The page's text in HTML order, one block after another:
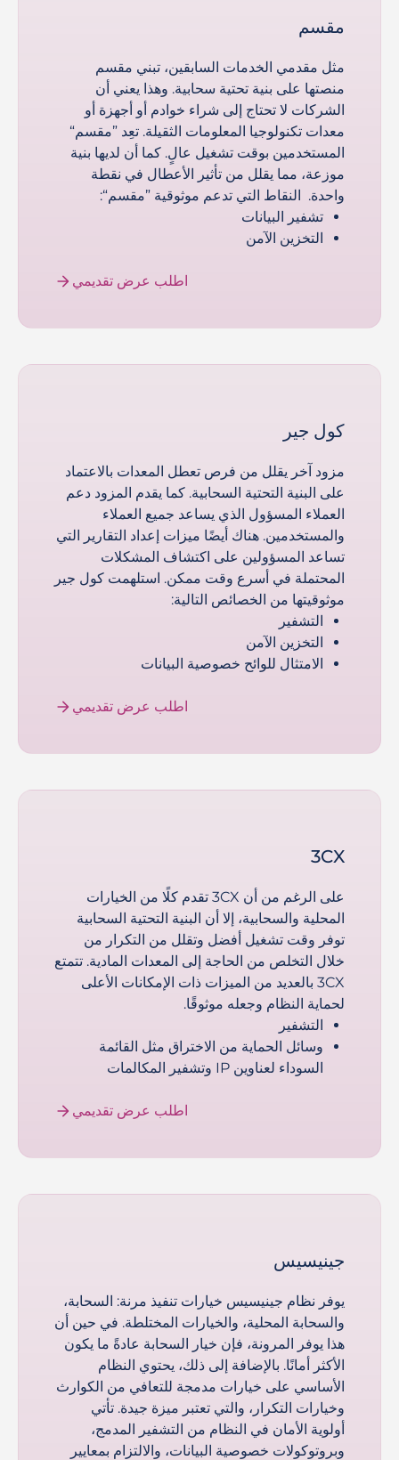
مقسم
مثل مقدمي الخدمات السابقين، تبني مقسم
منصتها على بنية تحتية سحابية. وهذا يعني أن
الشركات لا تحتاج إلى شراء خوادم أو أجهزة أو
معدات تكنولوجيا المعلومات الثقيلة. تعِد ”مقسم“
المستخدمين بوقت تشغيل عالٍ. كما أن لديها بنية
موزعة، مما يقلل من تأثير الأعطال في نقطة
واحدة. النقاط التي تدعم موثوقية ”مقسم“:
تشفير البيانات
التخزين الآمن
اطلب عرض تقديمي
كول جير
مزود آخر يقلل من فرص تعطل المعدات بالاعتماد
على البنية التحتية السحابية. كما يقدم المزود دعم
العملاء المسؤول الذي يساعد جميع العملاء
والمستخدمين. هناك أيضًا ميزات إعداد التقارير التي
تساعد المسؤولين على اكتشاف المشكلات
المحتملة في أسرع وقت ممكن. استلهمت كول جير
موثوقيتها من الخصائص التالية:
التشفير
التخزين الآمن
الامتثال للوائح خصوصية البيانات
اطلب عرض تقديمي
3CX
على الرغم من أن 3CX تقدم كلًا من الخيارات
المحلية والسحابية، إلا أن البنية التحتية السحابية
توفر وقت تشغيل أفضل وتقلل من التكرار من
خلال التخلص من الحاجة إلى المعدات المادية. تتمتع
3CX بالعديد من الميزات ذات الإمكانات الأعلى
لحماية النظام وجعله موثوقًا.
التشفير
وسائل الحماية من الاختراق مثل القائمة
السوداء لعناوين IP وتشفير المكالمات
اطلب عرض تقديمي
جينيسيس
يوفر نظام جينيسيس خيارات تنفيذ مرنة: السحابة،
والسحابة المحلية، والخيارات المختلطة. في حين أن
هذا يوفر المرونة، فإن خيار السحابة عادةً ما يكون
الأكثر أمانًا. بالإضافة إلى ذلك، يحتوي النظام
الأساسي على خيارات مدمجة للتعافي من الكوارث
وخيارات التكرار، والتي تعتبر ميزة جيدة. تأتي
أولوية الأمان في النظام من التشفير المدمج،
وبروتوكولات خصوصية البيانات، والالتزام بمعايير